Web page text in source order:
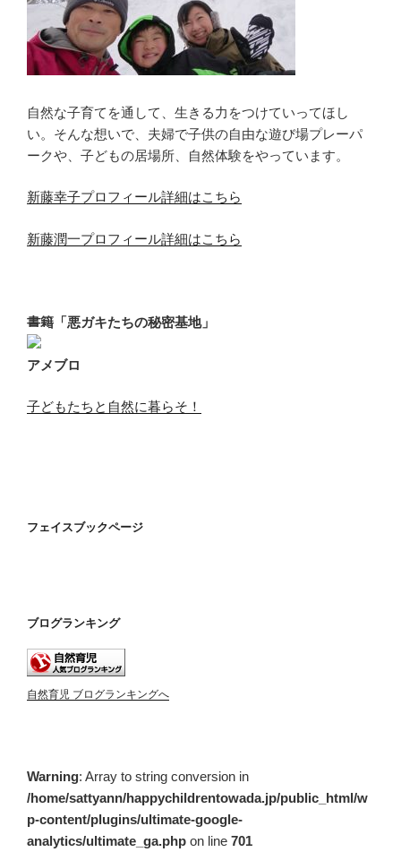
自然な子育てを通して、生きる力をつけていってほし
い。そんな想いで、夫婦で子供の自由な遊び場プレーパ
ークや、子どもの居場所、自然体験をやっています。
新藤幸子プロフィール詳細はこちら
新藤潤一プロフィール詳細はこちら
書籍「悪ガキたちの秘密基地」
アメブロ
子どもたちと自然に暮らそ！
フェイスブックページ
ブログランキング
自然育児 ブログランキングへ
Warning: Array to string conversion in
/home/sattyann/happychildrentowada.jp/public_html/w
p-content/plugins/ultimate-google-
analytics/ultimate_ga.php on line 701